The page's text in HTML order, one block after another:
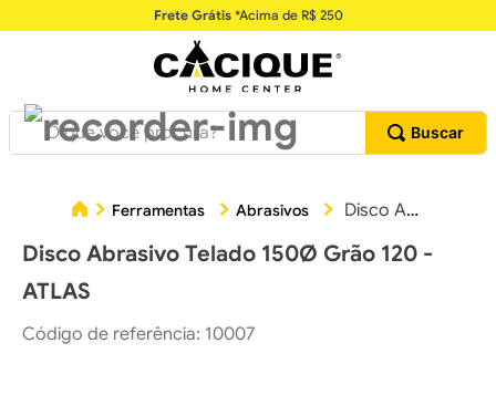
Frete Grátis*Acima de R$ 250
O que você procura?
Ferramentas Abrasivos Disco Abrasivo Telado 150Ø Grão 120 - ATLAS
Disco Abrasivo Telado 150Ø Grão 120 -
ATLAS
Código de referência: 10007